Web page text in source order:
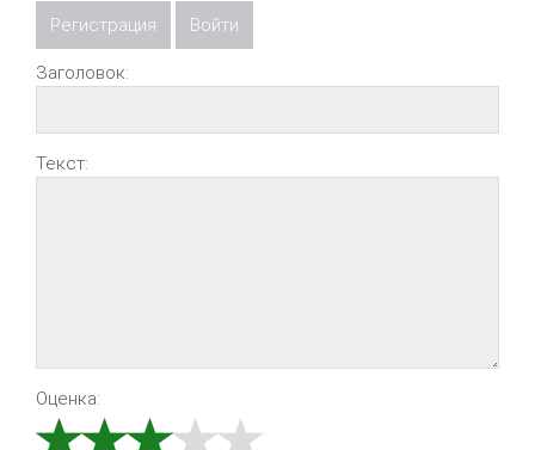
Регистрация Войти
Заголовок:
Текст:
Оценка: